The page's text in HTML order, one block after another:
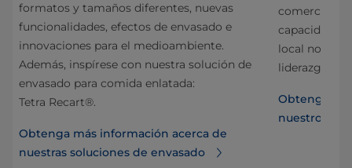
formatos y tamaños diferentes, nuevas
funcionalidades, efectos de envasado e
innovaciones para el medioambiente.
Además, inspírese con nuestra solución de
envasado para comida enlatada:
Tetra Recart®.
Obtenga más información acerca de
nuestras soluciones de envasado
comerciales
capacidad
local nos
liderazgo en
Obtenga
nuestro